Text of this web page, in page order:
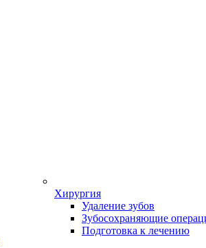
Хирургия
Удаление зубов
Зубосохраняющие
Подготовка к лечению